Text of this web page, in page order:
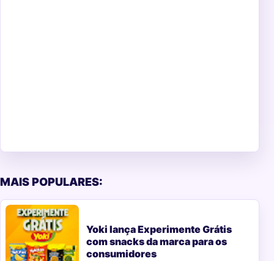
MAIS POPULARES:
Yoki lança Experimente Grátis
com snacks da marca para os
consumidores